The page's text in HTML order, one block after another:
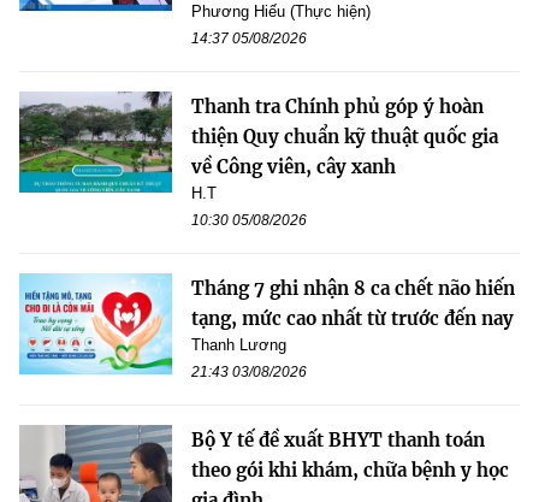
Phương Hiếu (Thực hiện)
14:37 05/08/2026
Thanh tra Chính phủ góp ý hoàn
thiện Quy chuẩn kỹ thuật quốc gia
về Công viên, cây xanh
H.T
10:30 05/08/2026
Tháng 7 ghi nhận 8 ca chết não hiến
tạng, mức cao nhất từ trước đến nay
Thanh Lương
21:43 03/08/2026
Bộ Y tế đề xuất BHYT thanh toán
theo gói khi khám, chữa bệnh y học